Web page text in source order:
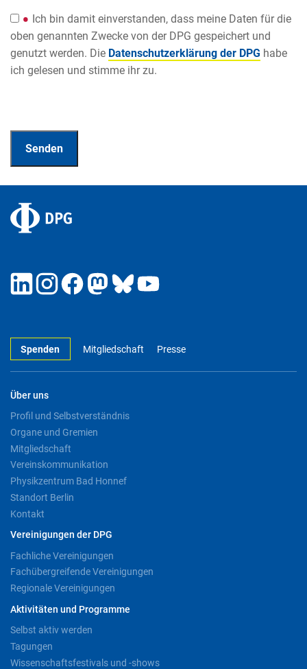
Ich bin damit einverstanden, dass meine Daten für die
oben genannten Zwecke von der DPG gespeichert und
genutzt werden. Die Datenschutzerklärung der DPG habe
ich gelesen und stimme ihr zu.
Spenden Mitgliedschaft Presse
Über uns
Profil und Selbstverständnis
Organe und Gremien
Mitgliedschaft
Vereinskommunikation
Physikzentrum Bad Honnef
Standort Berlin
Kontakt
Vereinigungen der DPG
Fachliche Vereinigungen
Fachübergreifende Vereinigungen
Regionale Vereinigungen
Aktivitäten und Programme
Selbst aktiv werden
Tagungen
Wissenschaftsfestivals und -shows